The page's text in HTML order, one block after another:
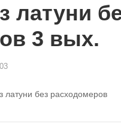
латуни
3 вых.
латуни без расходомеров